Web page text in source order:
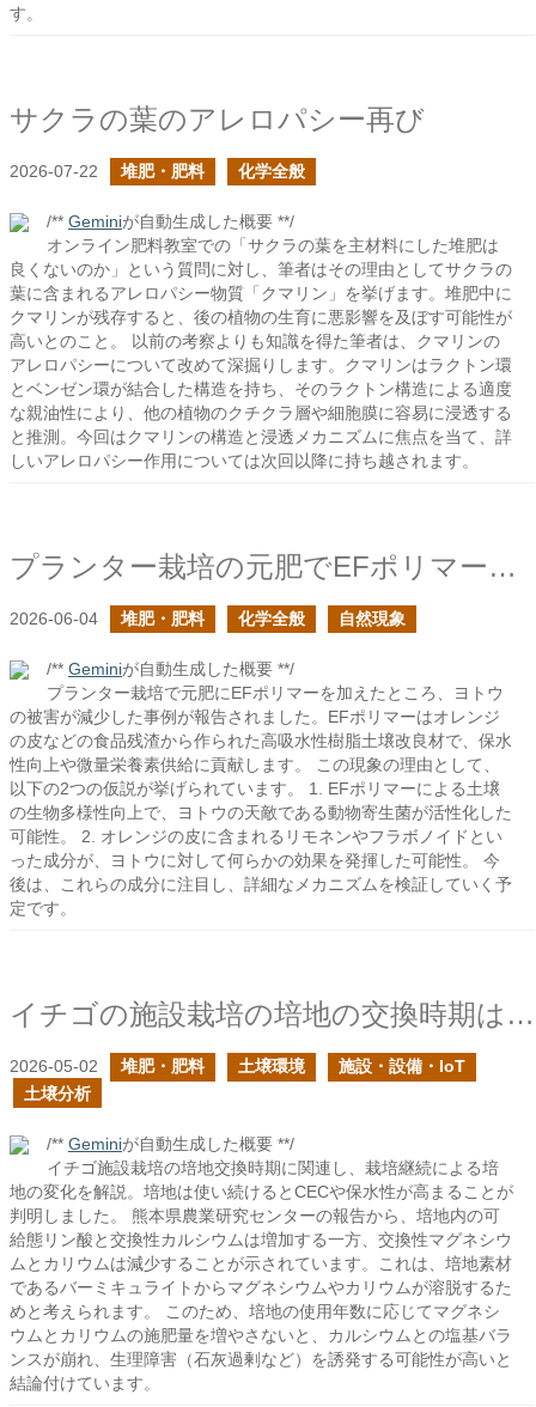
す。
サクラの葉のアレロパシー再び
2026-07-22 堆肥・肥料 化学全般
/** Geminiが自動生成した概要 **/
オンライン肥料教室での「サクラの葉を主材料にした堆肥は
良くないのか」という質問に対し、筆者はその理由としてサクラの
葉に含まれるアレロパシー物質「クマリン」を挙げます。堆肥中に
クマリンが残存すると、後の植物の生育に悪影響を及ぼす可能性が
高いとのこと。 以前の考察よりも知識を得た筆者は、クマリンの
アレロパシーについて改めて深掘りします。クマリンはラクトン環
とベンゼン環が結合した構造を持ち、そのラクトン構造による適度
な親油性により、他の植物のクチクラ層や細胞膜に容易に浸透する
と推測。今回はクマリンの構造と浸透メカニズムに焦点を当て、詳
しいアレロパシー作用については次回以降に持ち越されます。
プランター栽培の元肥でEFポリマーを加えたらヨトウの被害が減ったのは何故？
2026-06-04 堆肥・肥料 化学全般 自然現象
/** Geminiが自動生成した概要 **/
プランター栽培で元肥にEFポリマーを加えたところ、ヨトウ
の被害が減少した事例が報告されました。EFポリマーはオレンジ
の皮などの食品残渣から作られた高吸水性樹脂土壌改良材で、保水
性向上や微量栄養素供給に貢献します。 この現象の理由として、
以下の2つの仮説が挙げられています。 1. EFポリマーによる土壌
の生物多様性向上で、ヨトウの天敵である動物寄生菌が活性化した
可能性。 2. オレンジの皮に含まれるリモネンやフラボノイドとい
った成分が、ヨトウに対して何らかの効果を発揮した可能性。 今
後は、これらの成分に注目し、詳細なメカニズムを検証していく予
定です。
イチゴの施設栽培の培地の交換時期はどのように判断すれば良い？の続き
2026-05-02 堆肥・肥料 土壌環境
施設・設備・IoT
土壌分析
/** Geminiが自動生成した概要 **/
イチゴ施設栽培の培地交換時期に関連し、栽培継続による培
地の変化を解説。培地は使い続けるとCECや保水性が高まることが
判明しました。 熊本県農業研究センターの報告から、培地内の可
給態リン酸と交換性カルシウムは増加する一方、交換性マグネシウ
ムとカリウムは減少することが示されています。これは、培地素材
であるバーミキュライトからマグネシウムやカリウムが溶脱するた
めと考えられます。 このため、培地の使用年数に応じてマグネシ
ウムとカリウムの施肥量を増やさないと、カルシウムとの塩基バラ
ンスが崩れ、生理障害（石灰過剰など）を誘発する可能性が高いと
結論付けています。